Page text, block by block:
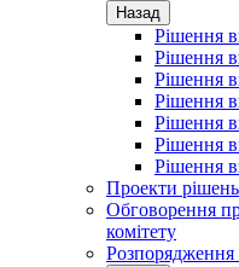
Назад
Рішення
Рішення
Рішення
Рішення
Рішення
Рішення
Рішення
Проекти
Обговорення
комітету